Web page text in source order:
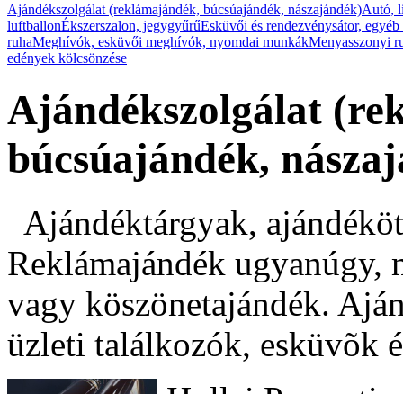
Ajándékszolgálat (reklámajándék, búcsúajándék, nászajándék)Autó,
luftballonÉkszerszalon, jegygyűrűEsküvői és rendezvénysátor,
ruhaMeghívók, esküvői meghívók, nyomdai munkákMenyasszonyi
edények kölcsönzése
Ajándékszolgálat
búcsúajándék,
Ajándéktárgyak,
Reklámajándék ugyanúgy,
vagy köszönetajándék.
üzleti találkozók, esküvõk